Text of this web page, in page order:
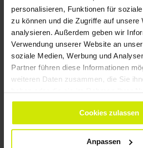
personalisieren, Funktionen für
zu können und die Zugriffe auf unsere
analysieren. Außerdem geben wir
Verwendung unserer Website an
soziale Medien, Werbung und
Partner führen diese Informationen
weiteren Daten zusammen, die Sie
haben oder die sie im Rahmen Ihrer
gesammelt haben.
Cookies zulassen
Anpassen